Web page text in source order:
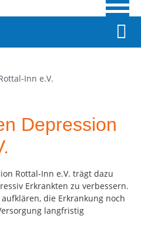
Inn e.V.
Depression
Rottal-Inn e.V. trägt dazu
Erkrankten zu verbessern.
die Erkrankung noch
langfristig